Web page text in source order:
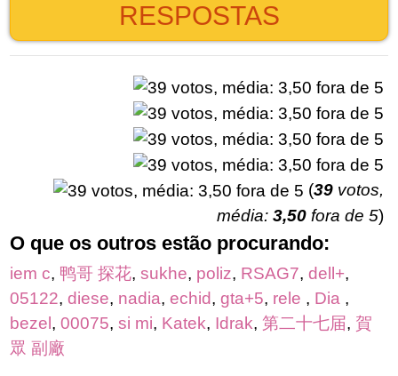
RESPOSTAS
(39 votos,
média: 3,50 fora de 5)
O que os outros estão procurando:
iem c, 鸭哥 探花, sukhe, poliz, RSAG7, dell+,
05122, diese, nadia, echid, gta+5, rele , Dia ,
bezel, 00075, si mi, Katek, Idrak, 第二十七届, 賀
眾 副廠